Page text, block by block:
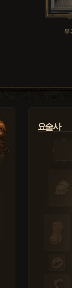
무
요술사